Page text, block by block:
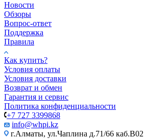
Новости
Обзоры
Вопрос-ответ
Поддержка
Правила
Как купить?
Условия оплаты
Условия доставки
Возврат и обмен
Гарантия и сервис
Политика конфиденциальности
+7 727 3399868
info@whpi.kz
г.Алматы, ул.Чаплина д.71/66 каб.B02